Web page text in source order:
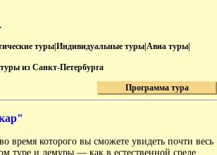
туры|Индивидуальные туры|Авиа туры|
из Санкт-Петербурга
Программа тура
время которого вы сможете увидеть почти весь
туре и лемуры — как в естественной среде